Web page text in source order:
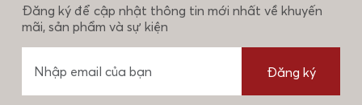
Đăng ký để cập nhật thông tin mới nhất về khuyến
mãi, sản phẩm và sự kiện
Đăng ký